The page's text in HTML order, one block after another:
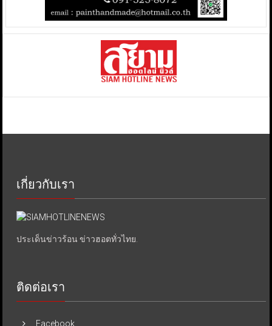
เกี่ยวกับเรา
ประเด็นข่าวร้อน ข่าวฮอตทั่วไทย.
ติดต่อเรา
Facebook